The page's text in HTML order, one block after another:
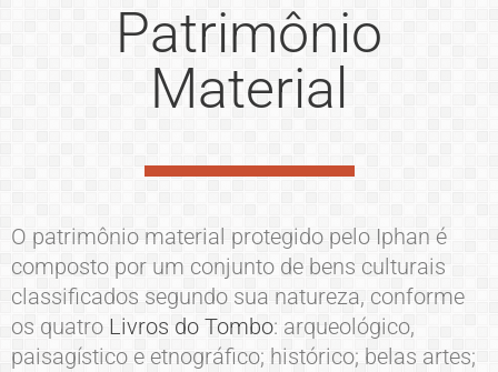
Patrimônio
Material
O patrimônio material protegido pelo Iphan é
composto por um conjunto de bens culturais
classificados segundo sua natureza, conforme
os quatro Livros do Tombo: arqueológico,
paisagístico e etnográfico; histórico; belas artes;